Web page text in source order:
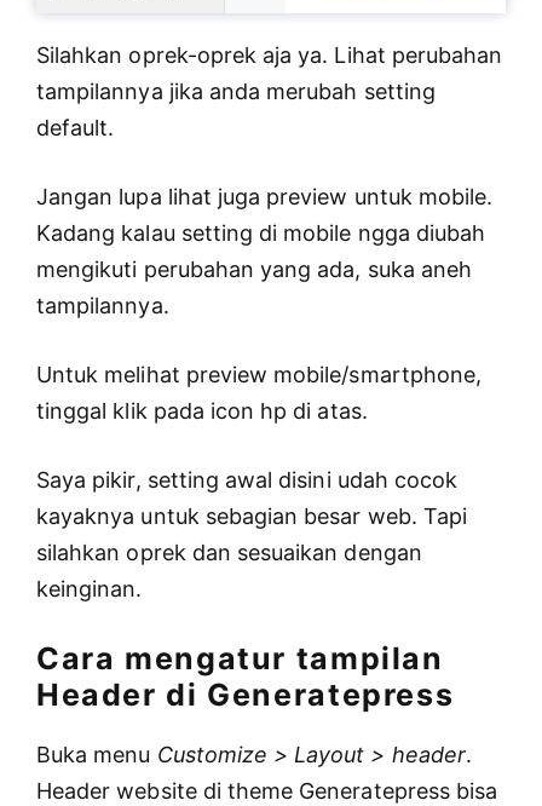
Silahkan oprek-oprek aja ya. Lihat perubahan
tampilannya jika anda merubah setting
default.
Jangan lupa lihat juga preview untuk mobile.
Kadang kalau setting di mobile ngga diubah
mengikuti perubahan yang ada, suka aneh
tampilannya.
Untuk melihat preview mobile/smartphone,
tinggal klik pada icon hp di atas.
Saya pikir, setting awal disini udah cocok
kayaknya untuk sebagian besar web. Tapi
silahkan oprek dan sesuaikan dengan
keinginan.
Cara mengatur tampilan
Header di Generatepress
Buka menu Customize > Layout > header.
Header website di theme Generatepress bisa